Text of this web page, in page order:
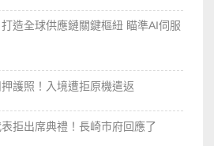
造全球供應鏈關鍵樞紐 瞄準AI伺服
護照！入境遭拒原機遣返
表拒出席典禮！長崎市府回應了